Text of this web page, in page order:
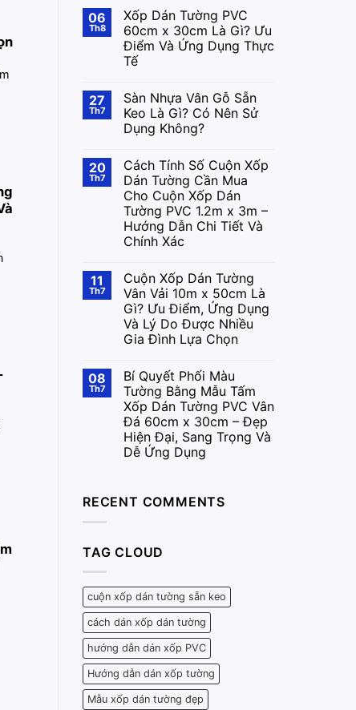
06
Th8
Xốp Dán Tường PVC
60cm x 30cm Là Gì? Ưu
Điểm Và Ứng Dụng Thực
Tế
27
Th7
Sàn Nhựa Vân Gỗ Sẵn
Keo Là Gì? Có Nên Sử
Dụng Không?
20
Th7
Cách Tính Số Cuộn Xốp
Dán Tường Cần Mua
Cho Cuộn Xốp Dán
Tường PVC 1.2m x 3m –
Hướng Dẫn Chi Tiết Và
Chính Xác
11
Th7
Cuộn Xốp Dán Tường
Vân Vải 10m x 50cm Là
Gì? Ưu Điểm, Ứng Dụng
Và Lý Do Được Nhiều
Gia Đình Lựa Chọn
08
Th7
Bí Quyết Phối Màu
Tường Bằng Mẫu Tấm
Xốp Dán Tường PVC Vân
Đá 60cm x 30cm – Đẹp
Hiện Đại, Sang Trọng Và
Dễ Ứng Dụng
RECENT COMMENTS
TAG CLOUD
cuộn xốp dán tường sẵn keo
cách dán xốp dán tường
hướng dẫn dán xốp PVC
Hướng dẫn dán xốp tường
Mẫu xốp dán tường đẹp